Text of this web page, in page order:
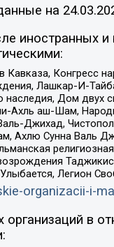
на
иностранных
Конгресс
Лашкар-И-
Дом
Ахль аш-Шам,
Джихад,
Сунна Валь
Легион
organizacii-i-
в